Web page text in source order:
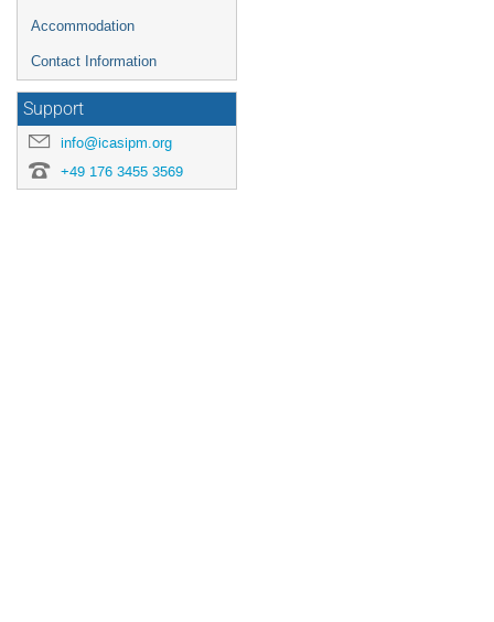
Accommodation
Contact Information
Support
info@icasipm.org
+49 176 3455 3569